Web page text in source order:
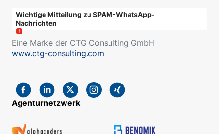
Wichtige Mitteilung zu SPAM-WhatsApp-
Nachrichten
Eine Marke der CTG Consulting GmbH
www.ctg-consulting.com
Agenturnetzwerk